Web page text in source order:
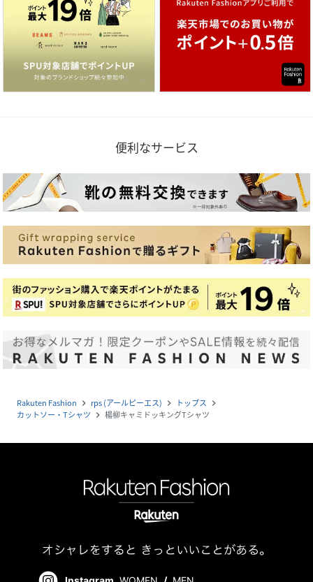
便利なサービス
Rakuten Fashion navigate_next rps (アールピーエス) navigate_next トップス navigate_next
カットソー・Tシャツ navigate_next 楊柳キャミドッキングTシャツ